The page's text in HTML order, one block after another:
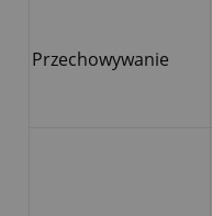
Przechowywanie